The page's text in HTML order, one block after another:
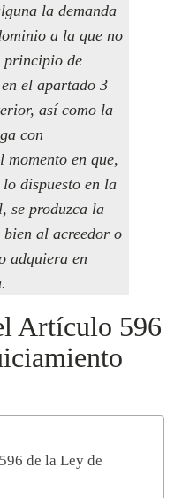
la demanda
a la que no
principio de
el apartado 3
así como la
con
en que,
dispuesto en la
se produzca la
al acreedor o
adquiera en
Artículo 596
de la Ley de